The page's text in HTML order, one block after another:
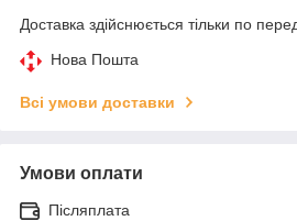
Доставка здійснюється тільки по
Нова Пошта
Всі умови доставки
Умови оплати
Післяплата